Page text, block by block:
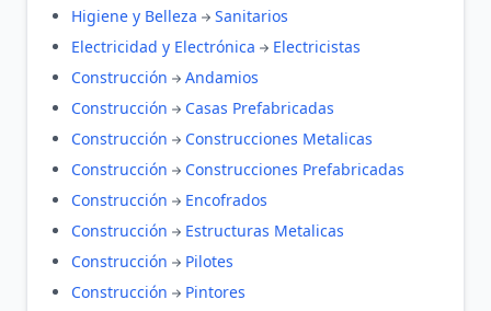
Higiene y Belleza
Sanitarios
Electricidad y Electrónica
Electricistas
Construcción
Andamios
Construcción
Casas Prefabricadas
Construcción
Construcciones Metalicas
Construcción
Construcciones Prefabricadas
Construcción
Encofrados
Construcción
Estructuras Metalicas
Construcción
Pilotes
Construcción
Pintores